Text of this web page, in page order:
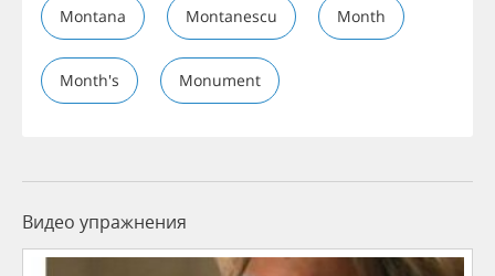
Montana Montanescu Month
Month's Monument
Видео упражнения